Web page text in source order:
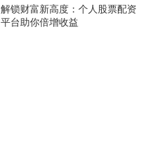
解锁财富新高度：个人股票配资
平台助你倍增收益